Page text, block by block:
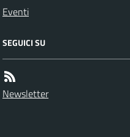
Eventi
SEGUICI SU
Newsletter